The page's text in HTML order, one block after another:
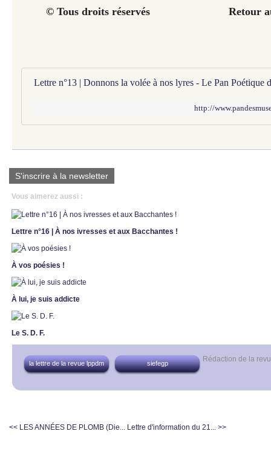
© Tous droits réservés Retour au
Lettre n°13 | Donnons la volée à nos lyres - Le Pan Poétique
http://
S'inscrire à la newsletter
Vous aimerez aussi :
Lettre n°16 | À nos ivresses et aux Bacchantes !
À vos poésies !
À lui, je suis addicte
Le S. D. F.
Rédaction de la
la lettre de la revue lppdm siefegp
<< LES ANNÉES DE PLOMB (Die... Lettre d'information du 21... >>